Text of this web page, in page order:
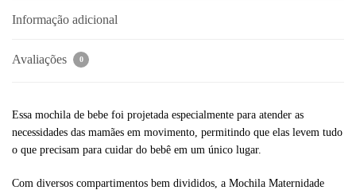
Informação adicional
Avaliações 0
Essa mochila de bebe foi projetada especialmente para atender as
necessidades das mamães em movimento, permitindo que elas levem tudo
o que precisam para cuidar do bebê em um único lugar.
Com diversos compartimentos bem divididos, a Mochila Maternidade